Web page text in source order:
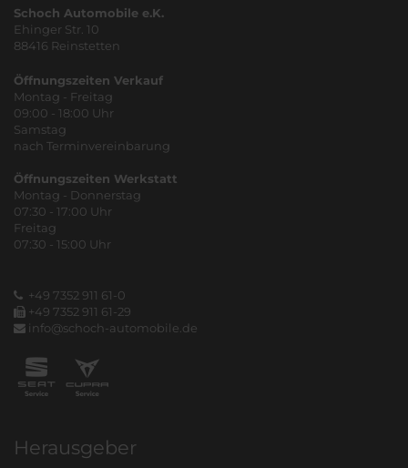
Schoch Automobile e.K.
Ehinger Str. 10
88416 Reinstetten
Öffnungszeiten Verkauf
Montag - Freitag
09:00 - 18:00 Uhr
Samstag
nach Terminvereinbarung
Öffnungszeiten Werkstatt
Montag - Donnerstag
07:30 - 17:00 Uhr
Freitag
07:30 - 15:00 Uhr
+49 7352 911 61-0
+49 7352 911 61-29
info@schoch-automobile.de
Herausgeber